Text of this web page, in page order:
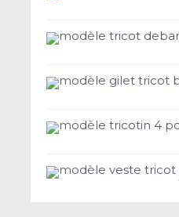
modèle tricot
modèle gilet tricot
modèle tricotin 4
modèle veste